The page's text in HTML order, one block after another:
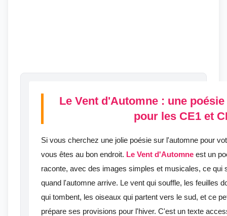
Le Vent d'Automne : une
pour les CE1 et
Si vous cherchez une jolie poésie sur l'automne pour
vous êtes au bon endroit. Le Vent d'Automne est un
raconte, avec des images simples et musicales, ce qui
quand l'automne arrive. Le vent qui souffle, les feuilles
qui tombent, les oiseaux qui partent vers le sud, et ce
prépare ses provisions pour l'hiver. C'est un texte